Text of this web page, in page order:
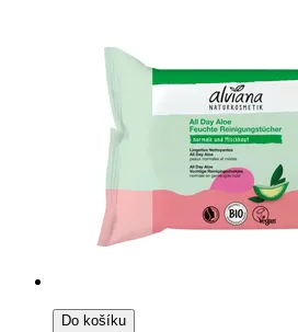
Do košíku